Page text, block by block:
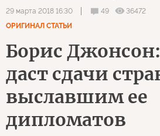
29 марта 2018 16:30 49
36472
ОРИГИНАЛ СТАТЬИ
Борис
даст сдачи
выславшим ее
дипломатов